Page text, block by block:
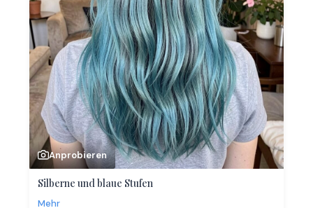
Anprobieren
Silberne und blaue Stufen
Mehr